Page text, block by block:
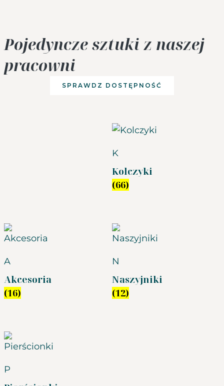
Pojedyncze sztuki z naszej
pracowni
SPRAWDZ DOSTĘPNOŚĆ
K
Kolczyki
(66)
A
Akcesoria
(16)
N
Naszyjniki
(12)
P